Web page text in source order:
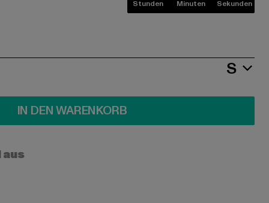
Stunden Minuten Sekunden
S
IN DEN WARENKORB